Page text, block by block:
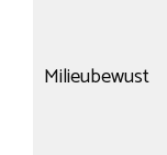
Milieubewust